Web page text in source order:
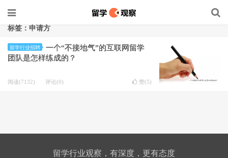
标签：申请方
留学行业招聘
一个“不接地气”的互联网留学
团队是怎样练成的？
阅读(7132) 评论(0) 赞(5)
留学行业观察，有深度，更有态度